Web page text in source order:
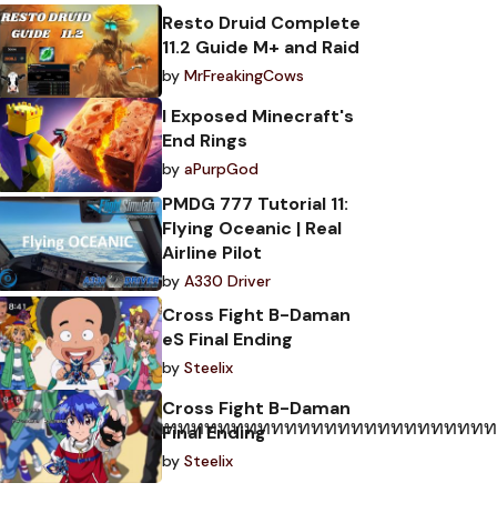
ทททททททททททททททททททททททททททททททท
Resto Druid Complete
11.2 Guide M+ and Raid
by MrFreakingCows
I Exposed Minecraft's
End Rings
by aPurpGod
PMDG 777 Tutorial 11:
Flying Oceanic | Real
Airline Pilot
by A330 Driver
Cross Fight B-Daman
eS Final Ending
by Steelix
Cross Fight B-Daman
Final Ending
by Steelix